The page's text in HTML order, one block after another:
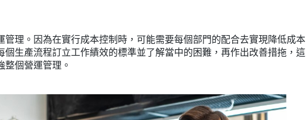
管理。因為在實行成本控制時，可能需要每個部門的配合去實現降低成本
個生產流程訂立工作績效的標準並了解當中的困難，再作出改善措拖，這
個營運管理。